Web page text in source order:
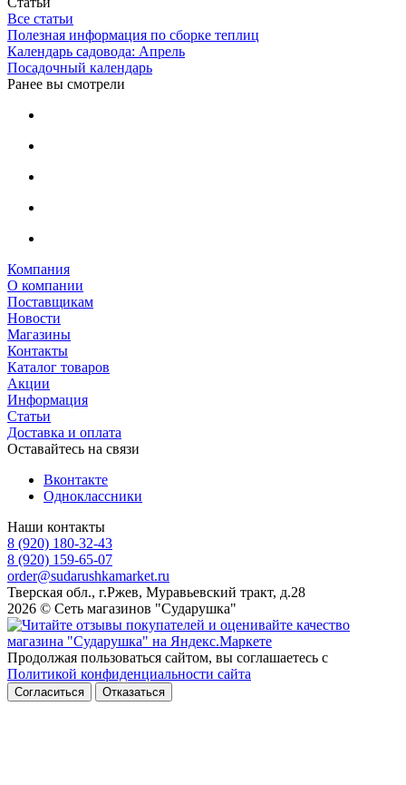
Все статьи
Полезная информация по сборке теплиц
Календарь садовода: Апрель
Посадочный календарь
Ранее вы смотрели
Компания
О компании
Поставщикам
Новости
Магазины
Контакты
Каталог товаров
Акции
Информация
Статьи
Доставка и оплата
Оставайтесь на связи
Вконтакте
Одноклассники
Наши контакты
8 (920) 180-32-43
8 (920) 159-65-07
order@sudarushkamarket.ru
Тверская обл., г.Ржев, Муравьевский тракт, д.28
2026 © Сеть магазинов "Сударушка"
Продолжая пользоваться сайтом, вы соглашаетесь с
Политикой конфиденциальности сайта
Согласиться Отказаться